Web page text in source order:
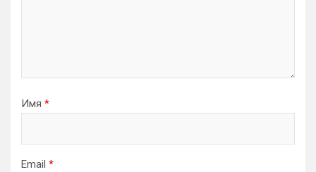
Имя *
Email *